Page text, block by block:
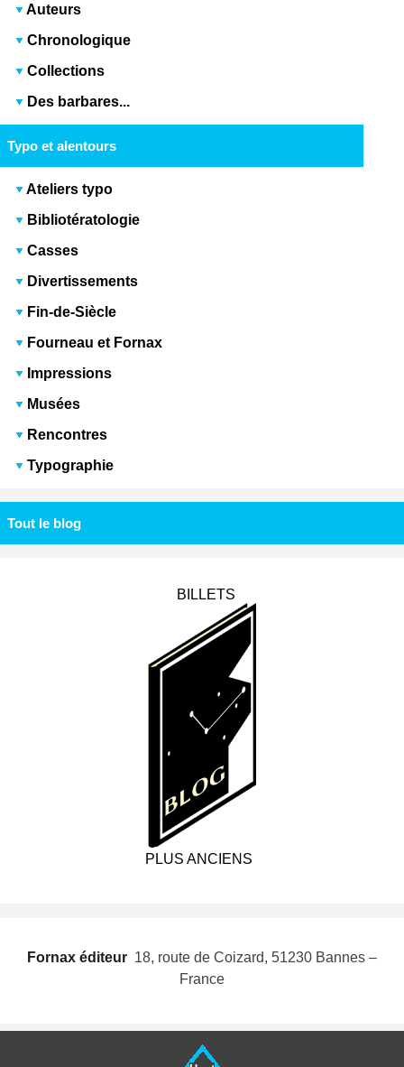
Auteurs
Chronologique
Collections
Des barbares...
Typo et alentours
Ateliers typo
Bibliotératologie
Casses
Divertissements
Fin-de-Siècle
Fourneau et Fornax
Impressions
Musées
Rencontres
Typographie
Tout le blog
BILLETS
PLUS ANCIENS
Fornax éditeur  18, route de Coizard, 51230 Bannes –
France